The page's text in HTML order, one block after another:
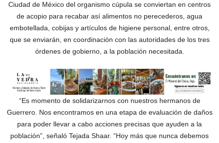
Ciudad de México del organismo cúpula se conviertan en centros
de acopio para recabar así alimentos no perecederos, agua
embotellada, cobijas y artículos de higiene personal, entre otros,
que se enviarán, en coordinación con las autoridades de los tres
órdenes de gobierno, a la población necesitada.
“Es momento de solidarizarnos con nuestros hermanos de
Guerrero. Nos encontramos en una etapa de evaluación de daños
para poder llevar a cabo acciones precisas que ayuden a la
población”, señaló Tejada Shaar. “Hoy más que nunca debemos